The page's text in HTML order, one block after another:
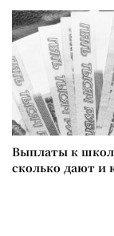
Выплаты к
сколько дают и